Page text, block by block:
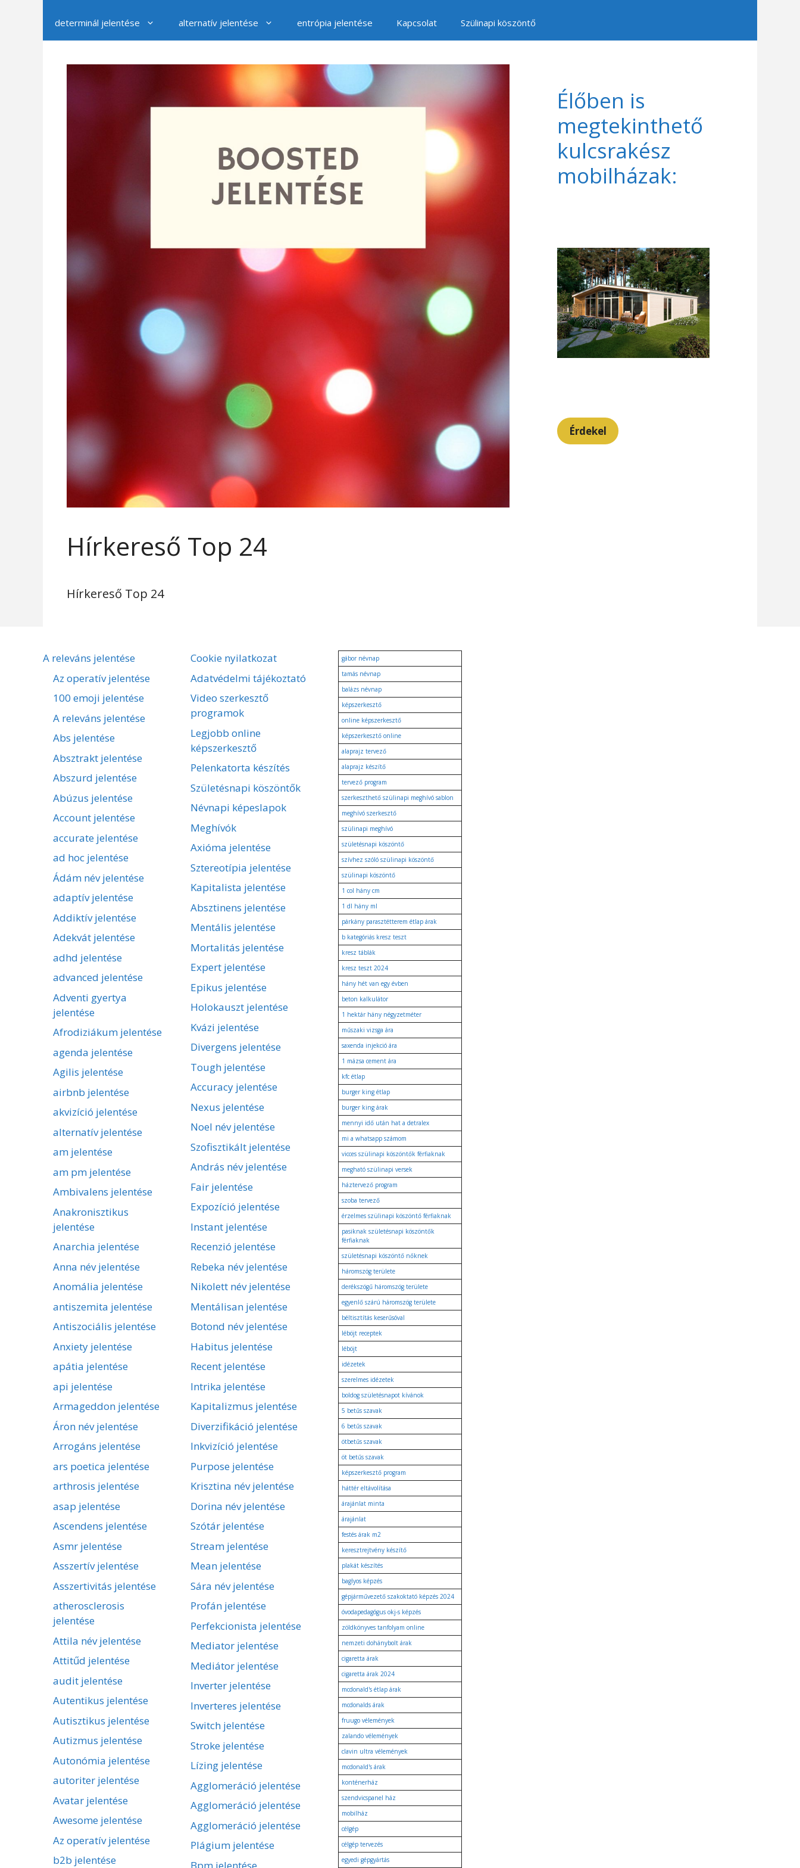
determinál jelentése alternatív jelentése entrópia jelentése Kapcsolat Szülinapi köszöntő
Hírkereső Top 24
Hírkereső Top 24
Élőben is
megtekinthető
kulcsrakész
mobilházak:
Érdekel
A releváns jelentése
Az operatív jelentése
100 emoji jelentése
A releváns jelentése
Abs jelentése
Absztrakt jelentése
Abszurd jelentése
Abúzus jelentése
Account jelentése
accurate jelentése
ad hoc jelentése
Ádám név jelentése
adaptív jelentése
Addiktív jelentése
Adekvát jelentése
adhd jelentése
advanced jelentése
Adventi gyertya
jelentése
Afrodiziákum jelentése
agenda jelentése
Agilis jelentése
airbnb jelentése
akvizíció jelentése
alternatív jelentése
am jelentése
am pm jelentése
Ambivalens jelentése
Anakronisztikus
jelentése
Anarchia jelentése
Anna név jelentése
Anomália jelentése
antiszemita jelentése
Antiszociális jelentése
Anxiety jelentése
apátia jelentése
api jelentése
Armageddon jelentése
Áron név jelentése
Arrogáns jelentése
ars poetica jelentése
arthrosis jelentése
asap jelentése
Ascendens jelentése
Asmr jelentése
Asszertív jelentése
Asszertivitás jelentése
atherosclerosis
jelentése
Attila név jelentése
Attitűd jelentése
audit jelentése
Autentikus jelentése
Autisztikus jelentése
Autizmus jelentése
Autonómia jelentése
autoriter jelentése
Avatar jelentése
Awesome jelentése
Az operatív jelentése
b2b jelentése
Cookie nyilatkozat
Adatvédelmi tájékoztató
Video szerkesztő
programok
Legjobb online
képszerkesztő
Pelenkatorta készítés
Születésnapi köszöntők
Névnapi képeslapok
Meghívók
Axióma jelentése
Sztereotípia jelentése
Kapitalista jelentése
Absztinens jelentése
Mentális jelentése
Mortalitás jelentése
Expert jelentése
Epikus jelentése
Holokauszt jelentése
Kvázi jelentése
Divergens jelentése
Tough jelentése
Accuracy jelentése
Nexus jelentése
Noel név jelentése
Szofisztikált jelentése
András név jelentése
Fair jelentése
Expozíció jelentése
Instant jelentése
Recenzió jelentése
Rebeka név jelentése
Nikolett név jelentése
Mentálisan jelentése
Botond név jelentése
Habitus jelentése
Recent jelentése
Intrika jelentése
Kapitalizmus jelentése
Diverzifikáció jelentése
Inkvizíció jelentése
Purpose jelentése
Krisztina név jelentése
Dorina név jelentése
Szótár jelentése
Stream jelentése
Mean jelentése
Sára név jelentése
Profán jelentése
Perfekcionista jelentése
Mediator jelentése
Mediátor jelentése
Inverter jelentése
Inverteres jelentése
Switch jelentése
Stroke jelentése
Lízing jelentése
Agglomeráció jelentése
Agglomeráció jelentése
Agglomeráció jelentése
Plágium jelentése
Bpm jelentése
gábor névnap
tamás névnap
balázs névnap
képszerkesztő
online képszerkesztő
képszerkesztő online
alaprajz tervező
alaprajz készítő
tervező program
szerkeszthető szülinapi meghívó sablon
meghívó szerkesztő
szülinapi meghívó
születésnapi köszöntő
szívhez szóló szülinapi köszöntő
szülinapi köszöntő
1 col hány cm
1 dl hány ml
párkány parasztétterem étlap árak
b kategóriás kresz teszt
kresz táblák
kresz teszt 2024
hány hét van egy évben
beton kalkulátor
1 hektár hány négyzetméter
műszaki vizsga ára
saxenda injekció ára
1 mázsa cement ára
kfc étlap
burger king étlap
burger king árak
mennyi idő után hat a detralex
mi a whatsapp számom
vicces szülinapi köszöntők férfiaknak
megható szülinapi versek
háztervező program
szoba tervező
érzelmes szülinapi köszöntő férfiaknak
pasiknak születésnapi köszöntők
férfiaknak
születésnapi köszöntő nőknek
háromszög területe
derékszögű háromszög területe
egyenlő szárú háromszög területe
béltisztítás keserűsóval
léböjt receptek
léböjt
idézetek
szerelmes idézetek
boldog születésnapot kívánok
5 betűs szavak
6 betűs szavak
ötbetűs szavak
öt betűs szavak
képszerkesztő program
háttér eltávolítása
árajánlat minta
árajánlat
festés árak m2
keresztrejtvény készítő
plakát készítés
baglyos képzés
gépjárművezető szakoktató képzés 2024
óvodapedagógus okj-s képzés
zöldkönyves tanfolyam online
nemzeti dohánybolt árak
cigaretta árak
cigaretta árak 2024
mcdonald's étlap árak
mcdonalds árak
fruugo vélemények
zalando vélemények
clavin ultra vélemények
mcdonald's árak
konténerház
szendvicspanel ház
mobilház
célgép
célgép tervezés
egyedi gépgyártás